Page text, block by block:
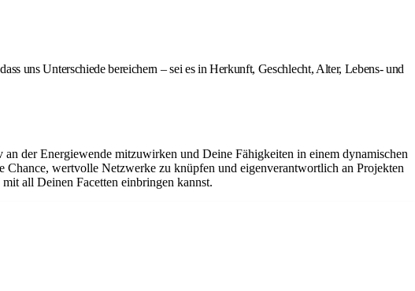
uns Unterschiede bereichern – sei es in Herkunft, Geschlecht, Alter, Lebens- und
der Energiewende mitzuwirken und Deine Fähigkeiten in einem dynamischen
wertvolle Netzwerke zu knüpfen und eigenverantwortlich an Projekten
all Deinen Facetten einbringen kannst.